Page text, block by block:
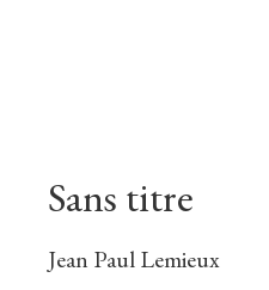
Sans titre
Jean Paul Lemieux